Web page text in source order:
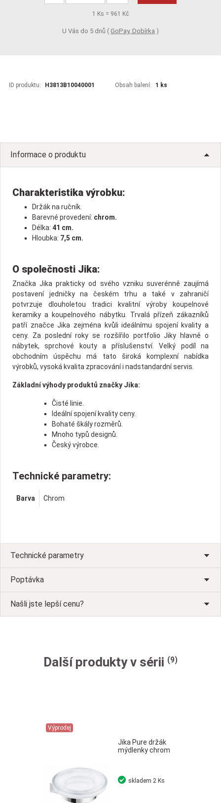
1 Ks = 961 Kč
U Vás do 5 dnů ( GoPay, Dobírka )
ID produktu: H3813B10040001 Obsah balení: 1 ks
Informace o produktu
Charakteristika výrobku:
Držák na ručník.
Barevné provedení: chrom.
Délka: 41 cm.
Hloubka: 7,5 cm.
O společnosti Jika:
Značka Jika prakticky od svého vzniku suverénně zaujímá
postavení jedničky na českém trhu a také v zahraničí
potvrzuje dlouholetou tradici kvalitní výroby koupelnové
keramiky a koupelnového nábytku. Trvalá přízeň zákazníků
patří značce Jika zejména kvůli ideálnímu spojení kvality a
ceny. Za poslední roky se rozšířilo portfolio Jiky hlavně o
nábytek, sprchové kouty a příslušenství. Velký podíl na
obchodním úspěchu má tato široká komplexní nabídka
výrobků, vysoká kvalita zpracování i nadstandardní servis.
Základní výhody produktů značky Jika:
Čisté linie.
Ideální spojení kvality ceny.
Bohaté škály rozměrů.
Mnoho typů designů.
Český výrobce.
Technické parametry:
Barva Chrom
Technické parametry
Poptávka
Našli jste lepší cenu?
Další produkty v sérii (9)
Výprodej
Jika Pure držák
mýdlenky chrom
skladem 2 Ks